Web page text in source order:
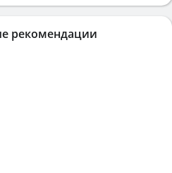
рекомендации